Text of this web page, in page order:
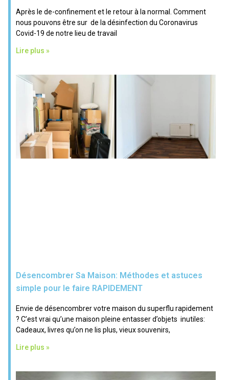
Après le de-confinement et le retour à la normal. Comment
nous pouvons être sur de la désinfection du Coronavirus
Covid-19 de notre lieu de travail
Lire plus »
Désencombrer Sa Maison: Méthodes et astuces
simple pour le faire RAPIDEMENT
Envie de désencombrer votre maison du superflu rapidement
? C’est vrai qu’une maison pleine entasser d’objets inutiles:
Cadeaux, livres qu’on ne lis plus, vieux souvenirs,
Lire plus »